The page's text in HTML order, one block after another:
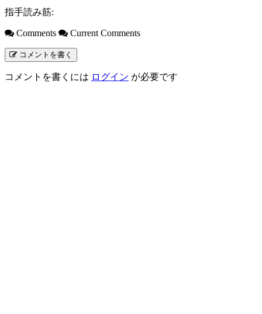
指手読み筋:
Comments Current Comments
コメントを書く
コメントを書くには ログイン が必要です